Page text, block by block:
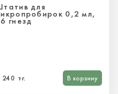
для
0,2 мл,
гнезд
тг. В корзину